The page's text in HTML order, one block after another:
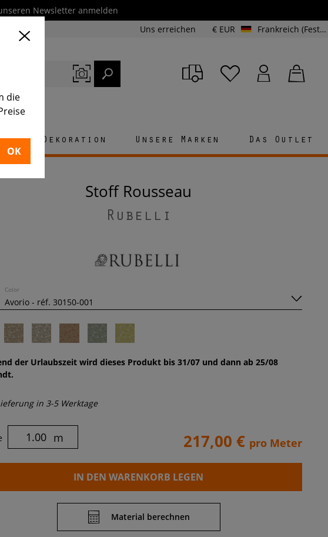
Newsletter anmelden
Uns erreichen € EUR Frankreich (Festland und Korsika)
Dekoration Unsere Marken Das Outlet
Stoff Rousseau
Rubelli
Color
der Urlaubszeit wird dieses Produkt bis 31/07 und dann ab 25/08
in 3-5 Werktage
m 217,00 € pro Meter
IN DEN WARENKORB LEGEN
Material berechnen
die